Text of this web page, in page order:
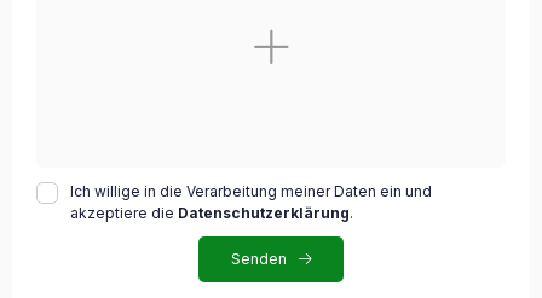
Ich willige in die Verarbeitung meiner Daten ein und
akzeptiere die Datenschutzerklärung.
Senden